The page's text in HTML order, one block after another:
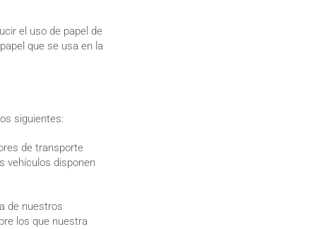
el uso de papel de
que se usa en la
siguientes:
de transporte
vehículos disponen
de nuestros
los que nuestra